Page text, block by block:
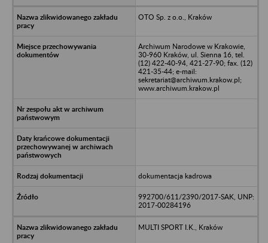
OTO Sp. z o.o., Kraków
Archiwum Narodowe w Krakowie,
30-960 Kraków, ul. Sienna 16, tel.
(12) 422-40-94, 421-27-90; fax. (12)
421-35-44; e-mail:
sekretariat@archiwum.krakow.pl;
www.archiwum.krakow.pl
dokumentacja kadrowa
992700/611/2390/2017-SAK, UNP:
2017-00284196
MULTI SPORT I.K., Kraków